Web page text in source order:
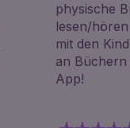
physische
lesen/
mit den
an Büchern
App!